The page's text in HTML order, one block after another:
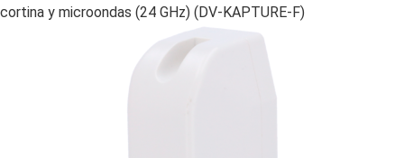
cortina y microondas (24 GHz) (DV-KAPTURE-F)